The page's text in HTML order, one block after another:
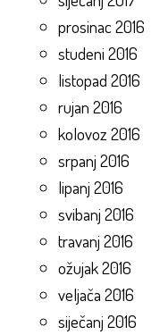
prosinac 2016
studeni 2016
listopad 2016
rujan 2016
kolovoz 2016
srpanj 2016
lipanj 2016
svibanj 2016
travanj 2016
ožujak 2016
veljača 2016
siječanj 2016